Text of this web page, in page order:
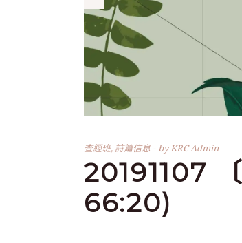
查經班, 詩篇信息 byKRC Admin
20191107
66:20)